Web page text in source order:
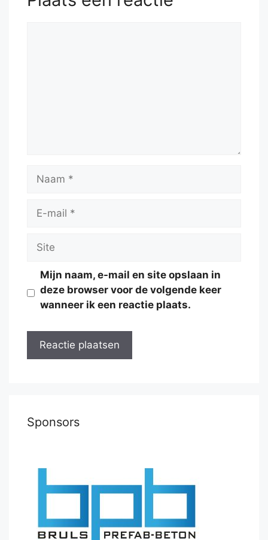
Naam
Site
Mijn naam, e-mail en site opslaan in
deze browser voor de volgende keer
wanneer ik een reactie plaats.
Sponsors